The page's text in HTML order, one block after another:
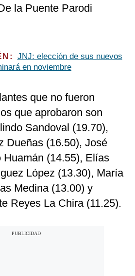
la Puente Parodi
JNJ: elección de sus nuevos
en noviembre
que no fueron
que aprobaron son
Sandoval (19.70),
Dueñas (16.50), José
Huamán (14.55), Elías
López (13.30), María
Medina (13.00) y
Reyes La Chira (11.25).